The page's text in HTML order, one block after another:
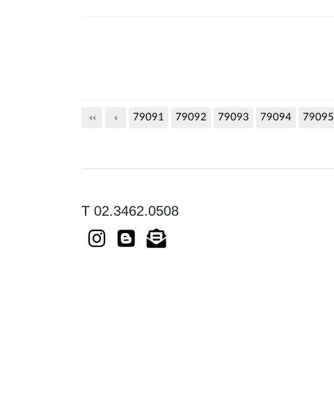
79091 79092 79093 79094 79095
다음 맨끝
T 02.3462.0508